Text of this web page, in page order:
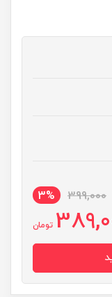
399,000
3%
تومان